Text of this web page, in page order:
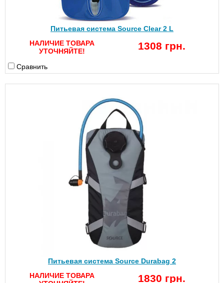
Питьевая система Source Clear 2 L
НАЛИЧИЕ ТОВАРА
УТОЧНЯЙТЕ!
1308 грн.
Сравнить
Питьевая система Source Durabag 2
НАЛИЧИЕ ТОВАРА
1830 грн.